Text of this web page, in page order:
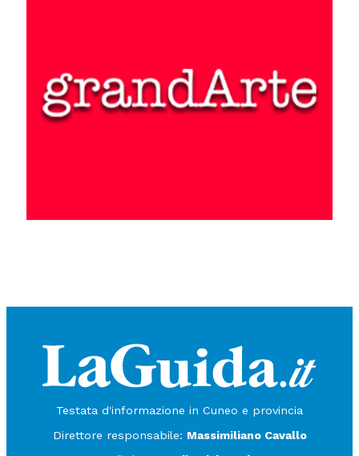
Testata d'informazione in Cuneo e provincia
Direttore responsabile: Massimiliano Cavallo